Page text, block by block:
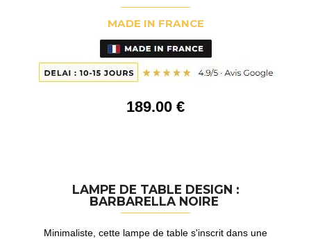
MADE IN FRANCE
189.00 €
LAMPE DE TABLE DESIGN :
BARBARELLA NOIRE
Minimaliste, cette lampe de table s'inscrit dans une